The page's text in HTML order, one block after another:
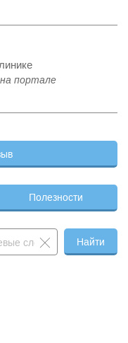
портале
Полезности
Найти